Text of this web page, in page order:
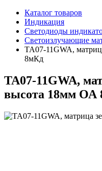
Каталог товаров
Индикация
Светодиоды
Светоизлучающие
TA07-11GWA,
8мКд
TA07-11GWA,
высота 18мм ОА